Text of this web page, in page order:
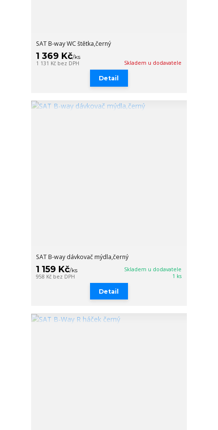
SAT B-way WC štětka,černý
1 369 Kč/ks
1 131 Kč bez DPH Skladem u dodavatele
Detail
SAT B-way dávkovač mýdla,černý
1 159 Kč/ks
958 Kč bez DPH
Skladem u dodavatele
1 ks
Detail